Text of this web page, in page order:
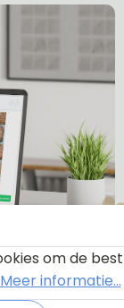
om de best
Meer informatie...